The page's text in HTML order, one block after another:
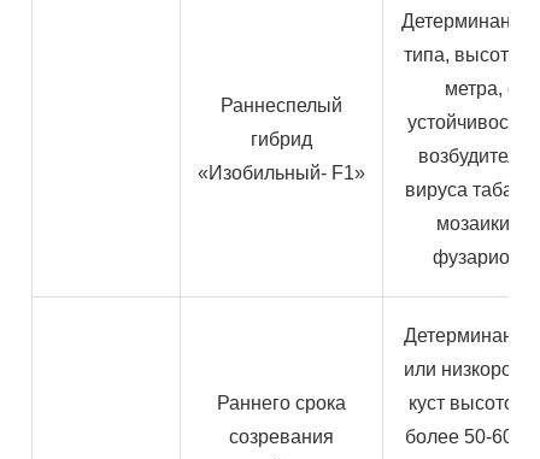
Раннеспелый
гибрид
«Изобильный- F1»
типа, высотой
метра, с
вируса
мозаики и
фузариоза
Раннего срока
созревания
или
куст высотой
более 50-60